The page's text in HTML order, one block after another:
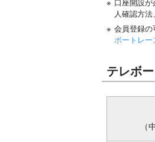
人確認方
※ 会員登録
ボートレー
テレボ
（